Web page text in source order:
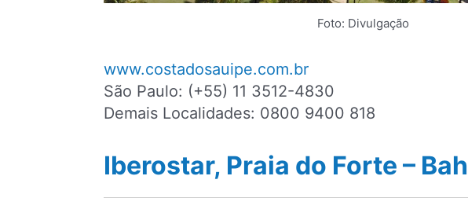
Foto: Divulgação
www.costadosauipe.com.br
São Paulo: (+55) 11 3512-4830
Demais Localidades: 0800 9400 818
Iberostar, Praia do Forte –